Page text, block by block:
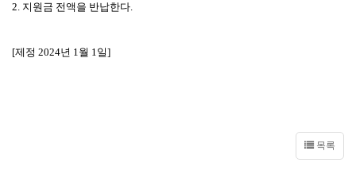
2. 지원금 전액을 반납한다.
[제정 2024년 1월 1일]
목록